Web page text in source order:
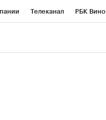
Телеканал РБК Вино